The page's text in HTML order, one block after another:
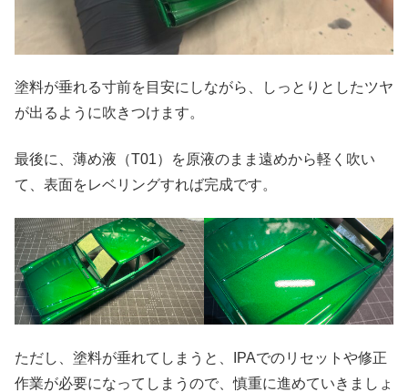
塗料が垂れる寸前を目安にしながら、しっとりとしたツヤ
が出るように吹きつけます。
最後に、薄め液（T01）を原液のまま遠めから軽く吹い
て、表面をレベリングすれば完成です。
ただし、塗料が垂れてしまうと、IPAでのリセットや修正
作業が必要になってしまうので、慎重に進めていきましょ